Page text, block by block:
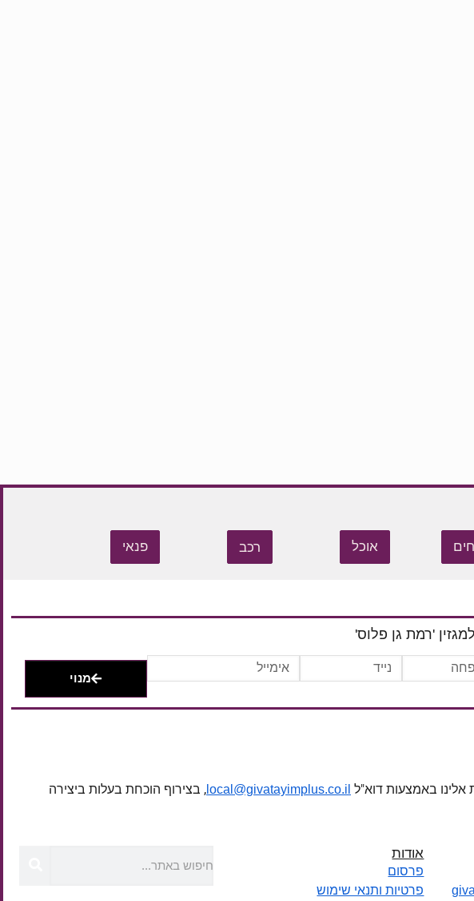
אוכל רכב פנאי
'רמת גן פלוס'
מנוי
באמצעות דוא"ל local@givatayimplus.co.il , בצירוף הוכחת בעלות ביצירה
אודות
פרסום
פרטיות ותנאי שימוש